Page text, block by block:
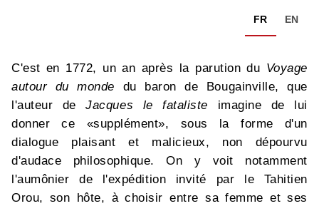
FR EN
C'est en 1772, un an après la parution du Voyage
autour du monde du baron de Bougainville, que
l'auteur deJacques le fataliste imagine de lui
donner ce «supplément», sous la forme d'un
dialogue plaisant et malicieux, non dépourvu
d'audace philosophique. On y voit notamment
l'aumônier de l'expédition invité par le Tahitien
Orou, son hôte, à choisir entre sa femme et ses